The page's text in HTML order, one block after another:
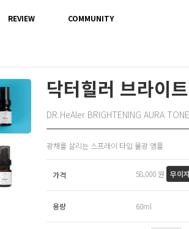
REVIEW COMMUNITY
닥터힐러 브라이
DR.HeAler BRIGHTENING AURA
광채를 살리는 스프레이 타입 물광 앰플
가격 58,000 원 무이
용량 60ml